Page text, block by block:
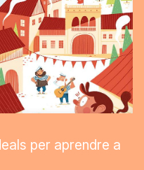
per aprendre a